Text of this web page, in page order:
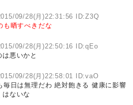
09/28(月)22:31:56 ID:Z3Q
も晒すべきだな
09/28(月)22:50:16 ID:qEo
悪いかと
09/28(月)22:58:01 ID:vaO
毎日は無理だわ 絶対飽きる 健康に影響
はないな